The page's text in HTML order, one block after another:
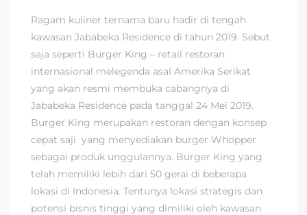
Ragam kuliner ternama baru hadir di tengah
kawasan Jababeka Residence di tahun 2019. Sebut
saja seperti Burger King – retail restoran
internasional melegenda asal Amerika Serikat
yang akan resmi membuka cabangnya di
Jababeka Residence pada tanggal 24 Mei 2019.
Burger King merupakan restoran dengan konsep
cepat saji yang menyediakan burger Whopper
sebagai produk unggulannya. Burger King yang
telah memiliki lebih dari 50 gerai di beberapa
lokasi di Indonesia. Tentunya lokasi strategis dan
potensi bisnis tinggi yang dimiliki oleh kawasan